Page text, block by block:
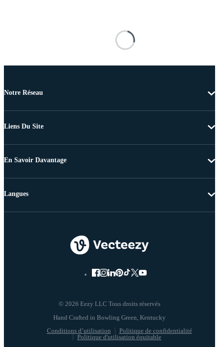
Notre Réseau
Liens Du Site
En Savoir Davantage
© 2026 Eezy LLC Tous droits réservés
Conditions d’utilisation
Politique de confidentialité
Politique d'utilisation équitable
Langues